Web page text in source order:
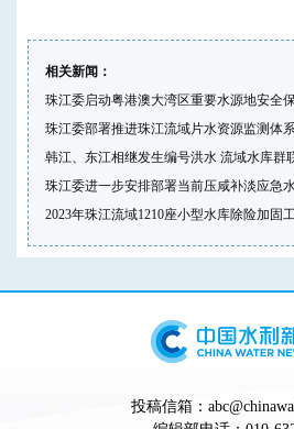
相关新闻：
珠江委启动粤港澳大湾区重要水源地安全
珠江委部署推进珠江流域片水资源监测体
韩江、东江相继发生编号洪水 流域水库群
珠江委进一步安排部署当前压咸补淡应急
2023年珠江流域1210座小型水库除险加固
投稿信箱：